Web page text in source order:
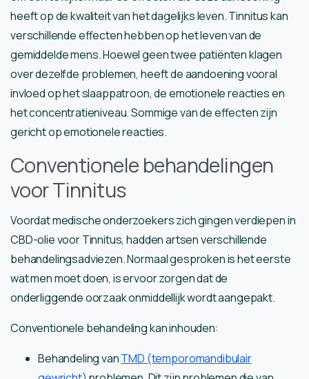
heeft op de kwaliteit van het dagelijks leven. Tinnitus kan
verschillende effecten hebben op het leven van de
gemiddelde mens. Hoewel geen twee patiënten klagen
over dezelfde problemen, heeft de aandoening vooral
invloed op het slaappatroon, de emotionele reacties en
het concentratieniveau. Sommige van de effecten zijn
gericht op emotionele reacties.
Conventionele behandelingen
voor Tinnitus
Voordat medische onderzoekers zich gingen verdiepen in
CBD-olie voor Tinnitus, hadden artsen verschillende
behandelingsadviezen. Normaal gesproken is het eerste
wat men moet doen, is ervoor zorgen dat de
onderliggende oorzaak onmiddellijk wordt aangepakt.
Conventionele behandeling kan inhouden:
Behandeling vanTMD (temporomandibulair